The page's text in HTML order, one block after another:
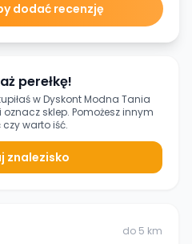
dodać recenzję
perełkę!
wDyskont Modna Tania
i oznacz sklep. Pomożesz innym
warto iść.
znalezisko
do 5 km